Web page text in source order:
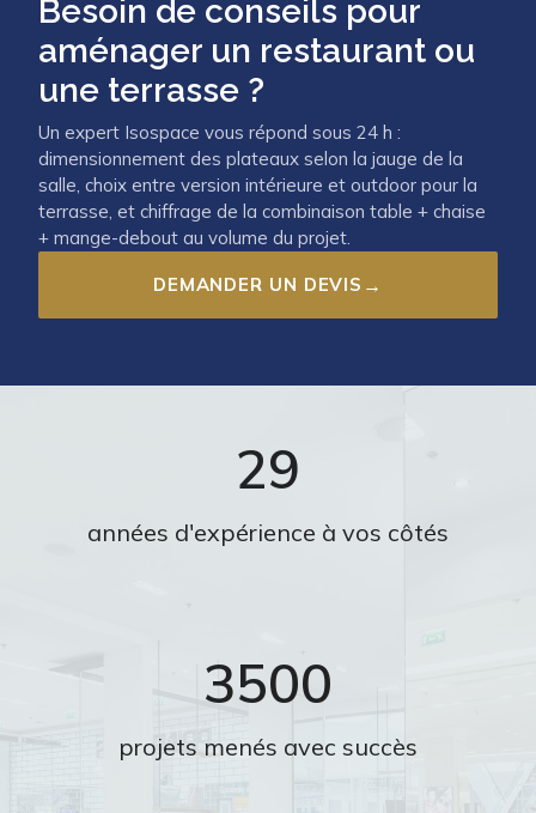
Besoin de conseils pour
aménager un restaurant ou
une terrasse ?
Un expert Isospace vous répond sous 24 h :
dimensionnement des plateaux selon la jauge de la
salle, choix entre version intérieure et outdoor pour la
terrasse, et chiffrage de la combinaison table + chaise
+ mange-debout au volume du projet.
DEMANDER UN DEVIS →
29
années d'expérience à vos côtés
3500
projets menés avec succès